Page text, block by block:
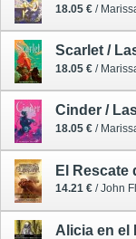
18.05 € /
Scarlet /
18.05 € /
Cinder /
18.05 € /
El Rescate
14.21 € / John
Alicia en el